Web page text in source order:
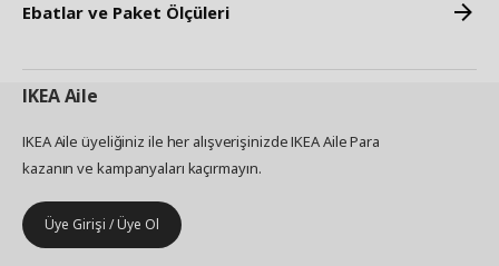
Ebatlar ve Paket Ölçüleri
IKEAAile
IKEA Aile üyeliğiniz ile her alışverişinizde IKEA Aile Para
kazanın ve kampanyaları kaçırmayın.
Üye Girişi / Üye Ol